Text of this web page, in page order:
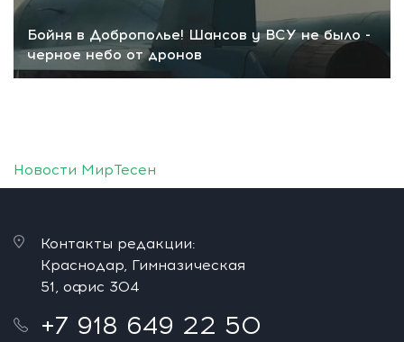
Бойня в Доброполье! Шансов у ВСУ не было -
черное небо от дронов
Новости МирТесен
Контакты редакции:
Краснодар, Гимназическая
51, офис 304
+7 918 649 22 50